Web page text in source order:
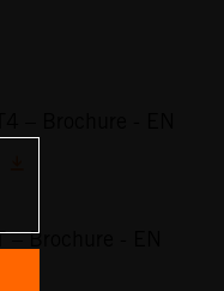
– Brochure - EN